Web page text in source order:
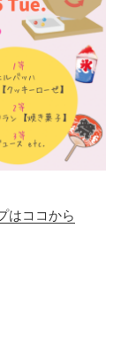
はココから